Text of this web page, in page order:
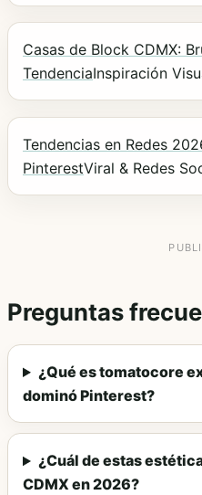
Casas de Block CDMX:
TendenciaInspiración
Tendencias en Redes
PinterestViral & Redes
Preguntas
¿Qué es tomatocore
dominó Pinterest?
¿Cuál de estas
CDMX en 2026?